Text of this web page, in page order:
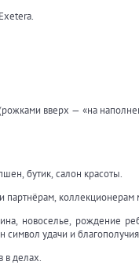
вверх — «на
бутик, салон красоты.
коллекционерам
новоселье, рождение
символ удачи и
в делах.